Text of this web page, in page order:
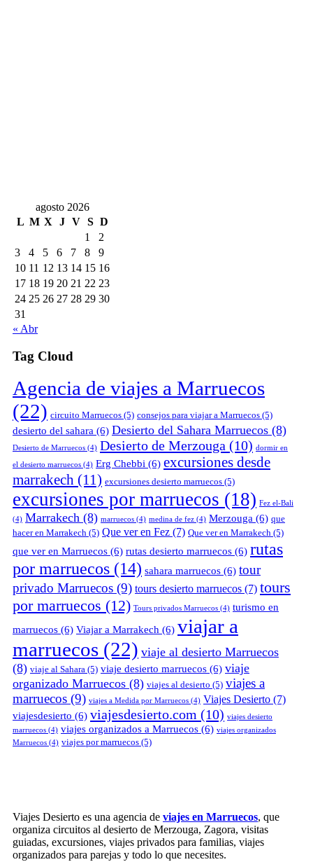
agosto 2026
L M X J V S D
1
2
3
4 5 6 7 8
9
10 11 12 13 14 15 16
17 18 19 20 21 22 23
24 25 26 27 28 29 30
31
« Abr
Tag Cloud
Agencia de viajes a Marruecos
(22) circuito Marruecos (5) consejos para viajar a Marruecos (5)
desierto del sahara (6) Desierto del Sahara Marruecos (8)
Desierto de Marruecos (4) Desierto de Merzouga (10) dormir en
el desierto marruecos (4) Erg Chebbi (6) excursiones desde
marrakech (11) excursiones desierto marruecos (5)
excursiones por marruecos (18) Fez el-Bali
(4) Marrakech (8) marruecos (4) medina de fez (4) Merzouga (6) que
hacer en Marrakech (5) Que ver en Fez (7) Que ver en Marrakech (5)
que ver en Marruecos (6) rutas desierto marruecos (6) rutas
por marruecos (14) sahara marruecos (6) tour
privado Marruecos (9) tours desierto marruecos (7) tours
por marruecos (12) Tours privados Marruecos (4) turismo en
marruecos (6) Viajar a Marrakech (6) viajar a
marruecos (22) viaje al desierto Marruecos
(8) viaje al Sahara (5) viaje desierto marruecos (6) viaje
organizado Marruecos (8) viajes al desierto (5) viajes a
marruecos (9) viajes a Medida por Marruecos (4) Viajes Desierto (7)
viajesdesierto (6) viajesdesierto.com (10) viajes desierto
marruecos (4) viajes organizados a Marruecos (6) viajes organizados
Marruecos (4) viajes por marruecos (5)
Viajes Desierto es una agencia de viajes en Marruecos, que
organiza circuitos al desierto de Merzouga, Zagora, visitas
guiadas, excursiones, viajes privados para familias, viajes
organizados para parejas y todo lo que necesites.